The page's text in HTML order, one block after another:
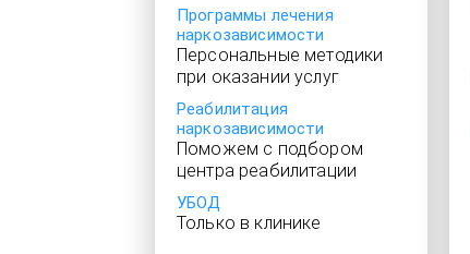
Программы лечения
наркозависимости
Персональные методики
при оказании услуг
Реабилитация
наркозависимости
Поможем с подбором
центра реабилитации
УБОД
Только в клинике